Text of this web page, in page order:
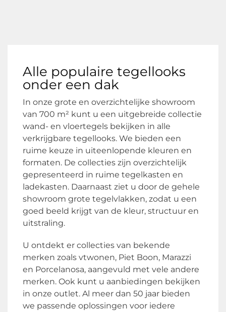
Alle populaire tegellooks
onder een dak
In onze grote en overzichtelijke showroom
van 700 m² kunt u een uitgebreide collectie
wand- en vloertegels bekijken in alle
verkrijgbare tegellooks. We bieden een
ruime keuze in uiteenlopende kleuren en
formaten. De collecties zijn overzichtelijk
gepresenteerd in ruime tegelkasten en
ladekasten. Daarnaast ziet u door de gehele
showroom grote tegelvlakken, zodat u een
goed beeld krijgt van de kleur, structuur en
uitstraling.
U ontdekt er collecties van bekende
merken zoals vtwonen, Piet Boon, Marazzi
en Porcelanosa, aangevuld met vele andere
merken. Ook kunt u aanbiedingen bekijken
in onze outlet. Al meer dan 50 jaar bieden
we passende oplossingen voor iedere